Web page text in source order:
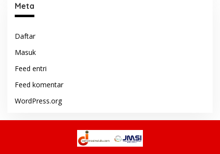
Meta
Daftar
Masuk
Feed entri
Feed komentar
WordPress.org